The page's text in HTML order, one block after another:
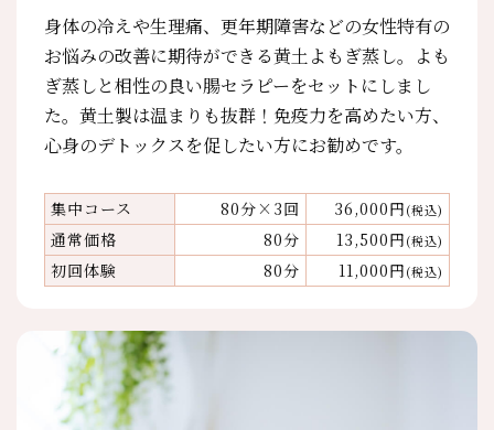
身体の冷えや生理痛、更年期障害などの女性特有の
お悩みの改善に期待ができる黄土よもぎ蒸し。よも
ぎ蒸しと相性の良い腸セラピーをセットにしまし
た。黄土製は温まりも抜群！免疫力を高めたい方、
心身のデトックスを促したい方にお勧めです。
集中コース 80分×3回 36,000円(税込)
通常価格 80分 13,500円(税込)
初回体験 80分 11,000円(税込)